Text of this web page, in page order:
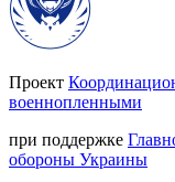
Проект
военнопленными
при поддержке
обороны Украины